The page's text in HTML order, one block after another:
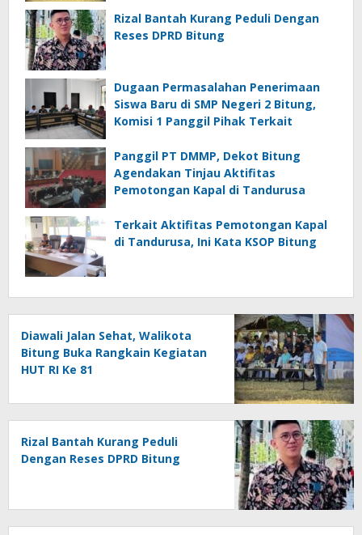
Rizal Bantah Kurang Peduli Dengan
Reses DPRD Bitung
Dugaan Permasalahan Penerimaan
Siswa Baru di SMP Negeri 2 Bitung,
Komisi 1 Panggil Pihak Terkait
Panggil PT DMMP, Dekot Bitung
Agendakan Tinjau Aktifitas
Pemotongan Kapal di Tandurusa
Terkait Aktifitas Pemotongan Kapal
di Tandurusa, Ini Kata KSOP Bitung
Diawali Jalan Sehat, Walikota
Bitung Buka Rangkain Kegiatan
HUT RI Ke 81
Rizal Bantah Kurang Peduli
Dengan Reses DPRD Bitung